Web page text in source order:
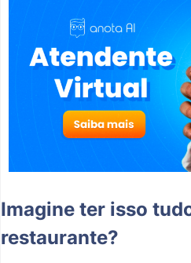
Imagine ter isso
restaurante?